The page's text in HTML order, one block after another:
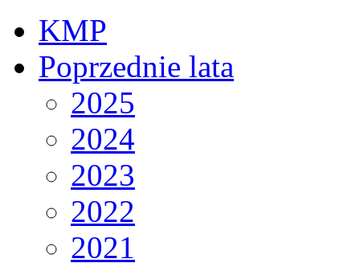
KMP
Poprzednie lata
2025
2024
2023
2022
2021